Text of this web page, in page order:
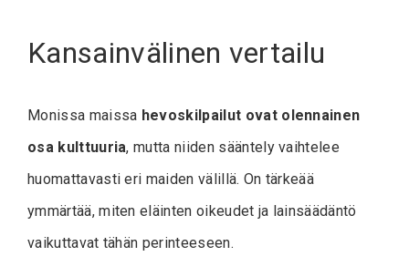
Kansainvälinen vertailu
Monissa maissa hevoskilpailut ovat olennainen
osa kulttuuria, mutta niiden sääntely vaihtelee
huomattavasti eri maiden välillä. On tärkeää
ymmärtää, miten eläinten oikeudet ja lainsäädäntö
vaikuttavat tähän perinteeseen.